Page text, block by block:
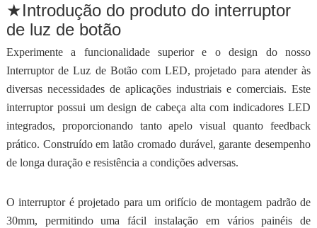
★Introdução do produto do interruptor
de luz de botão
Experimente a funcionalidade superior e o design do nosso
Interruptor de Luz de Botão com LED, projetado para atender às
diversas necessidades de aplicações industriais e comerciais. Este
interruptor possui um design de cabeça alta com indicadores LED
integrados, proporcionando tanto apelo visual quanto feedback
prático. Construído em latão cromado durável, garante desempenho
de longa duração e resistência a condições adversas.
O interruptor é projetado para um orifício de montagem padrão de
30mm, permitindo uma fácil instalação em vários painéis de